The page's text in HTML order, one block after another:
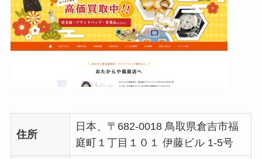
住所
日本、〒682-0018 鳥取県倉吉市福
庭町１丁目１０１ 伊藤ビル 1-5号